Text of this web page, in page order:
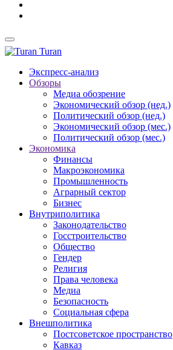
Turan
Экспресс-анализ
Обзоры
Медиа обозрение
Экономический обзор (нед.)
Политический обзор (нед.)
Экономический обзор (мес.)
Политический обзор (мес.)
Экономика
Финансы
Макроэкономика
Промышленность
Аграрный сектор
Бизнес
Внутриполитика
Законодательство
Госстроительство
Общество
Гендер
Религия
Права человека
Медиа
Безопасность
Социальная сфера
Внешполитика
Постсоветское пространство
Кавказ